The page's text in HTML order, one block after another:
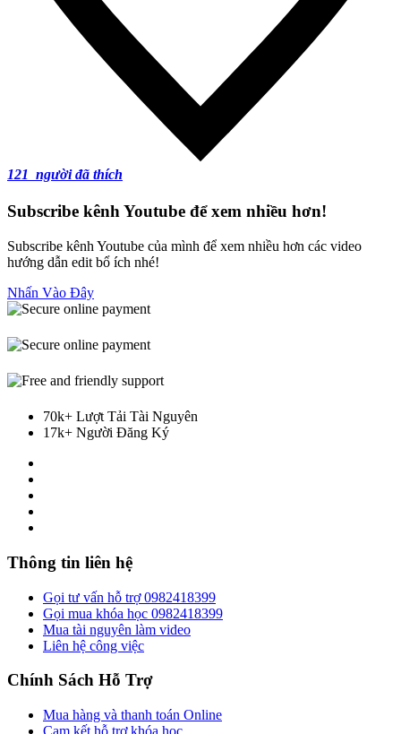
121 người đã thích
Subscribe kênh Youtube để xem nhiều hơn!
Subscribe kênh Youtube của mình để xem nhiều hơn các video
hướng dẫn edit bổ ích nhé!
Nhấn Vào Đây
70k+ Lượt Tải Tài Nguyên
17k+ Người Đăng Ký
Thông tin liên hệ
Gọi tư vấn hỗ trợ 0982418399
Gọi mua khóa học 0982418399
Mua tài nguyên làm video
Liên hệ công việc
Chính Sách Hỗ Trợ
Mua hàng và thanh toán Online